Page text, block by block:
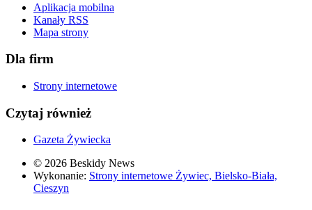
Aplikacja mobilna
Kanały RSS
Mapa strony
Dla firm
Strony internetowe
Czytaj również
Gazeta Żywiecka
© 2026 Beskidy News
Wykonanie: Strony internetowe Żywiec, Bielsko-Biała,
Cieszyn